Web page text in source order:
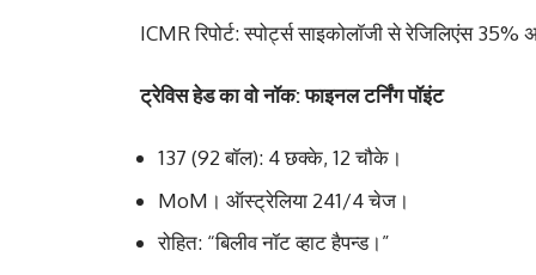
ICMR रिपोर्ट: स्पोर्ट्स साइकोलॉजी से रेजिलिएंस 35%
ट्रेविस हेड का वो नॉक: फाइनल टर्निंग पॉइंट
137 (92 बॉल): 4 छक्के, 12 चौके।
MoM। ऑस्ट्रेलिया 241/4 चेज।
रोहित: “बिलीव नॉट व्हाट हैपन्ड।”